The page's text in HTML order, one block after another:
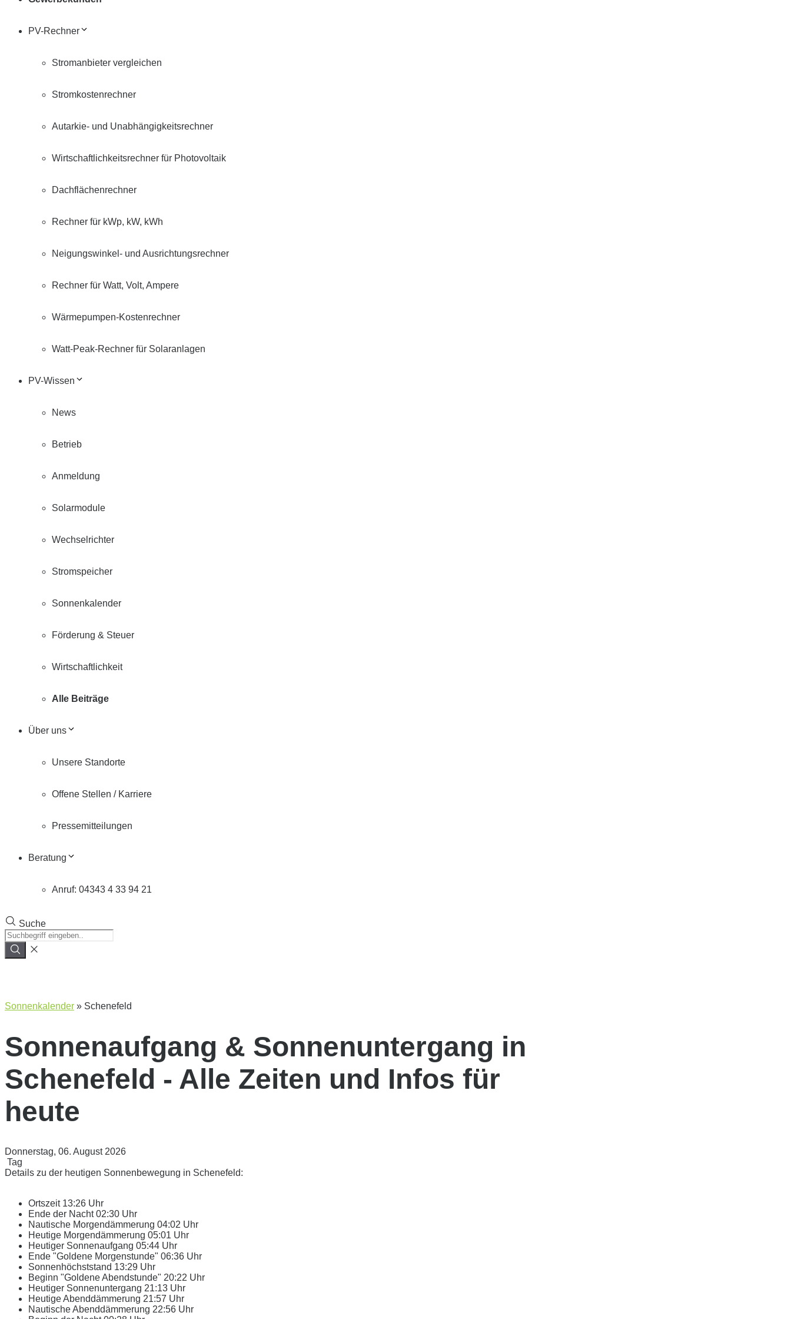
PV-Rechner
Stromanbieter vergleichen
Stromkostenrechner
Autarkie- und Unabhängigkeitsrechner
Wirtschaftlichkeitsrechner für Photovoltaik
Dachflächenrechner
Rechner für kWp, kW, kWh
Neigungswinkel- und Ausrichtungsrechner
Rechner für Watt, Volt, Ampere
Wärmepumpen-Kostenrechner
Watt-Peak-Rechner für Solaranlagen
PV-Wissen
News
Betrieb
Anmeldung
Solarmodule
Wechselrichter
Stromspeicher
Sonnenkalender
Förderung & Steuer
Wirtschaftlichkeit
Alle Beiträge
Über uns
Unsere Standorte
Offene Stellen / Karriere
Pressemitteilungen
Beratung
Anruf: 04343 4 33 94 21
Suche
Sonnenkalender » Schenefeld
Sonnenaufgang & Sonnenuntergang in
Schenefeld - Alle Zeiten und Infos für
heute
Donnerstag, 06. August 2026
Tag
Details zu der heutigen Sonnenbewegung in Schenefeld:
Ortszeit 13:26 Uhr
Ende der Nacht02:30 Uhr
Nautische Morgendämmerung 04:02 Uhr
Heutige Morgendämmerung 05:01 Uhr
Heutiger Sonnenaufgang 05:44 Uhr
Ende "Goldene Morgenstunde" 06:36 Uhr
Sonnenhöchststand 13:29 Uhr
Beginn "Goldene Abendstunde" 20:22 Uhr
Heutiger Sonnenuntergang 21:13 Uhr
Heutige Abenddämmerung 21:57 Uhr
Nautische Abenddämmerung 22:56 Uhr